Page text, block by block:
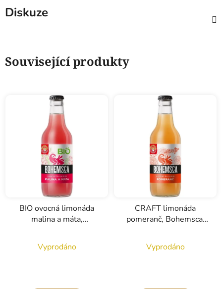
Diskuze
Související produkty
BIO ovocná limonáda
malina a máta,
Vyprodáno
CRAFT limonáda
pomeranč, Bohemsca,
Vyprodáno